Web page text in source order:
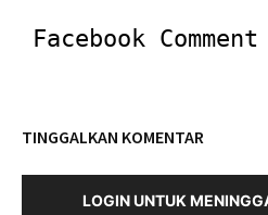
Facebook Comment
TINGGALKAN KOMENTAR
LOGIN UNTUK